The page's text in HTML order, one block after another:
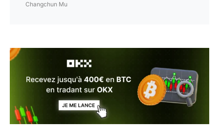
Changchun Mu